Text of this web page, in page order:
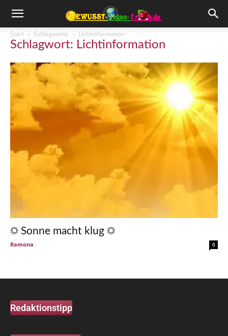
Start Schlagworte Lichtinformation
Schlagwort: Lichtinformation
☼ Sonne macht klug ☼
Ramona - 0
Redaktionstipp